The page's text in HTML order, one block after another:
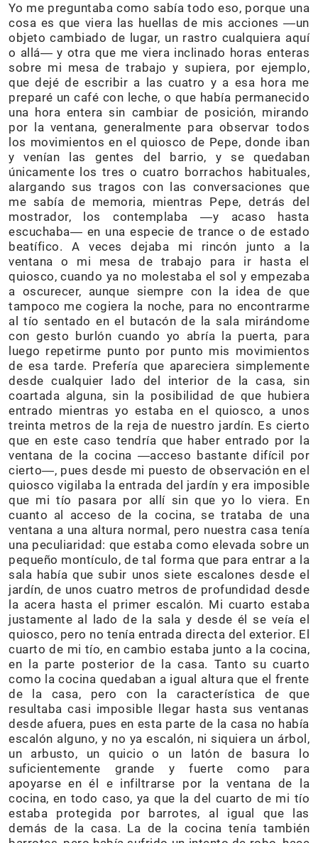
Yo me preguntaba como sabía todo eso, porque una
cosa es que viera las huellas de mis acciones ―un
objeto cambiado de lugar, un rastro cualquiera aquí
o allá― y otra que me viera inclinado horas enteras
sobre mi mesa de trabajo y supiera, por ejemplo,
que dejé de escribir a las cuatro y a esa hora me
preparé un café con leche, o que había permanecido
una hora entera sin cambiar de posición, mirando
por la ventana, generalmente para observar todos
los movimientos en el quiosco de Pepe, donde iban
y venían las gentes del barrio, y se quedaban
únicamente los tres o cuatro borrachos habituales,
alargando sus tragos con las conversaciones que
me sabía de memoria, mientras Pepe, detrás del
mostrador, los contemplaba ―y acaso hasta
escuchaba― en una especie de trance o de estado
beatífico. A veces dejaba mi rincón junto a la
ventana o mi mesa de trabajo para ir hasta el
quiosco, cuando ya no molestaba el sol y empezaba
a oscurecer, aunque siempre con la idea de que
tampoco me cogiera la noche, para no encontrarme
al tío sentado en el butacón de la sala mirándome
con gesto burlón cuando yo abría la puerta, para
luego repetirme punto por punto mis movimientos
de esa tarde. Prefería que apareciera simplemente
desde cualquier lado del interior de la casa, sin
coartada alguna, sin la posibilidad de que hubiera
entrado mientras yo estaba en el quiosco, a unos
treinta metros de la reja de nuestro jardín. Es cierto
que en este caso tendría que haber entrado por la
ventana de la cocina ―acceso bastante difícil por
cierto―, pues desde mi puesto de observación en el
quiosco vigilaba la entrada del jardín y era imposible
que mi tío pasara por allí sin que yo lo viera. En
cuanto al acceso de la cocina, se trataba de una
ventana a una altura normal, pero nuestra casa tenía
una peculiaridad: que estaba como elevada sobre un
pequeño montículo, de tal forma que para entrar a la
sala había que subir unos siete escalones desde el
jardín, de unos cuatro metros de profundidad desde
la acera hasta el primer escalón. Mi cuarto estaba
justamente al lado de la sala y desde él se veía el
quiosco, pero no tenía entrada directa del exterior. El
cuarto de mi tío, en cambio estaba junto a la cocina,
en la parte posterior de la casa. Tanto su cuarto
como la cocina quedaban a igual altura que el frente
de la casa, pero con la característica de que
resultaba casi imposible llegar hasta sus ventanas
desde afuera, pues en esta parte de la casa no había
escalón alguno, y no ya escalón, ni siquiera un árbol,
un arbusto, un quicio o un latón de basura lo
suficientemente grande y fuerte como para
apoyarse en él e infiltrarse por la ventana de la
cocina, en todo caso, ya que la del cuarto de mi tío
estaba protegida por barrotes, al igual que las
demás de la casa. La de la cocina tenía también